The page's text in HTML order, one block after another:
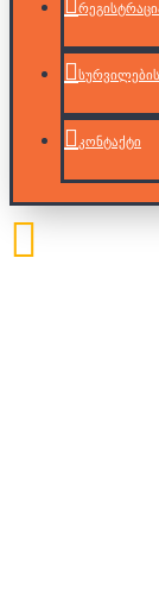
სურვილების
კონტაქტი